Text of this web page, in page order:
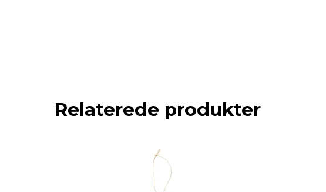
Relaterede produkter